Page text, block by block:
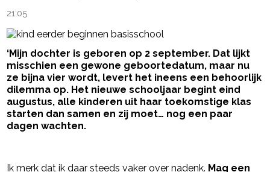
21:05
‘Mijn dochter is geboren op 2 september. Dat lijkt
misschien een gewone geboortedatum, maar nu
ze bijna vier wordt, levert het ineens een behoorlijk
dilemma op. Het nieuwe schooljaar begint eind
augustus, alle kinderen uit haar toekomstige klas
starten dan samen en zij moet… nog een paar
dagen wachten.
Ik merk dat ik daar steeds vaker over nadenk. Mag een